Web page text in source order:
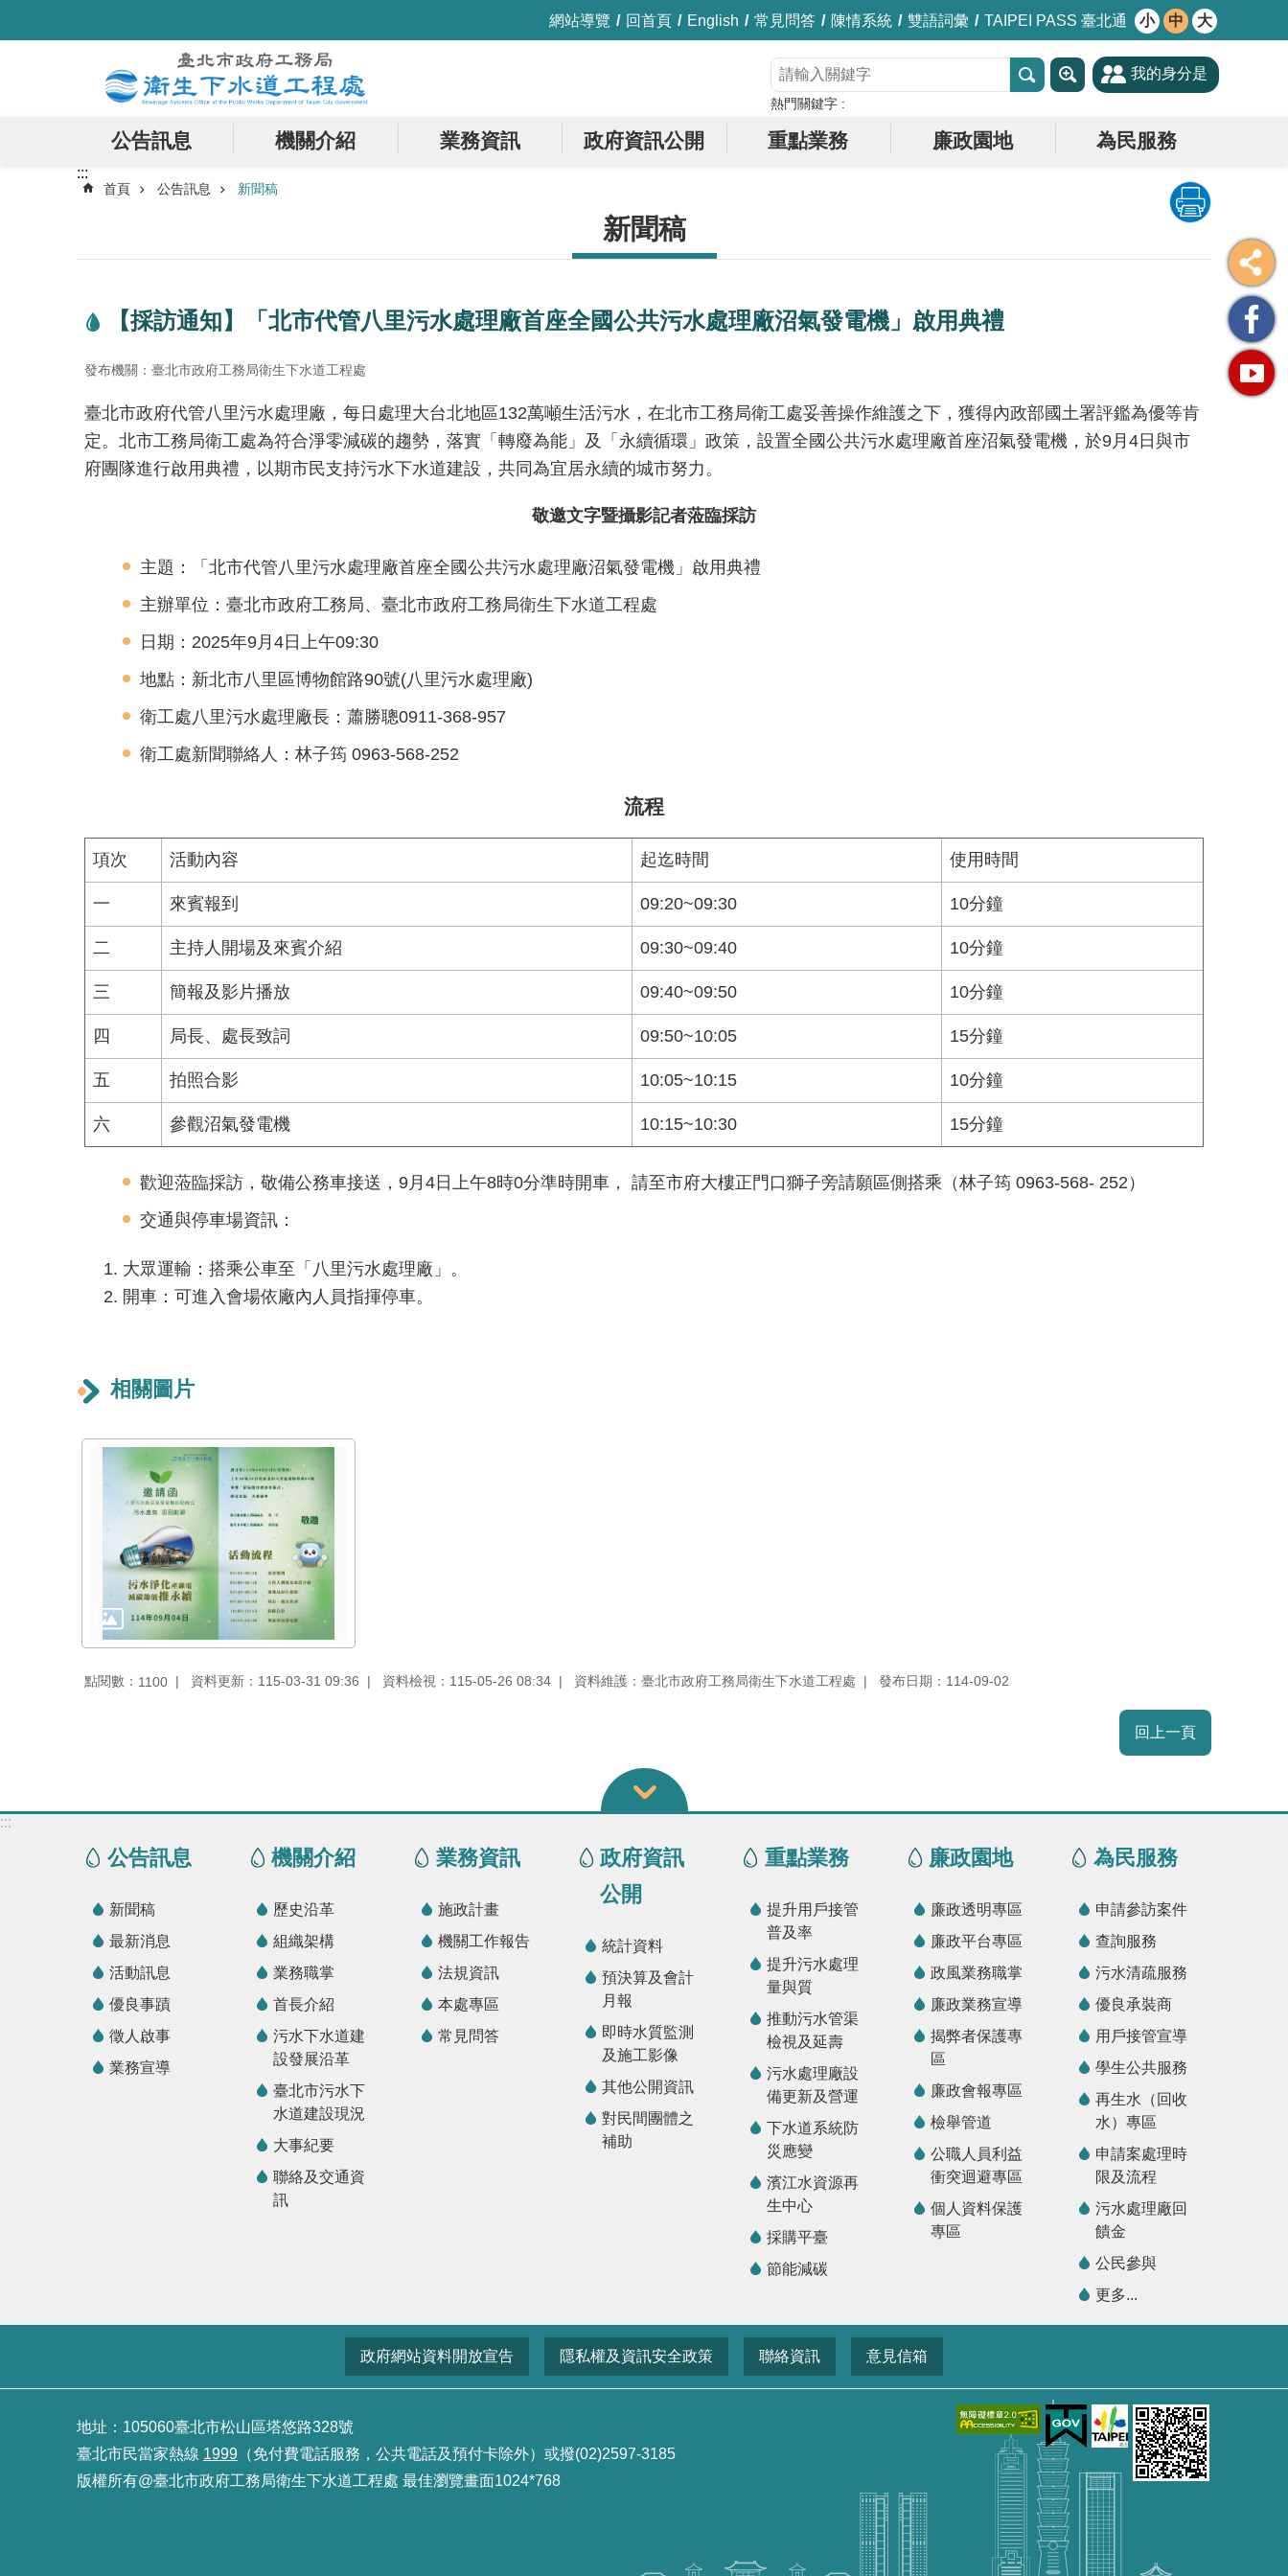
網站導覽 回首頁 English 常見問答 陳情系統 雙語詞彙 TAIPEI PASS 臺北通 小 中 大
熱門關鍵字
我的身分是
公告訊息 機關介紹 業務資訊 政府資訊公開 重點業務 廉政園地 為民服務
:::
首頁 公告訊息 新聞稿
新聞稿
【採訪通知】「北市代管八里污水處理廠首座全國公共污水處理廠沼氣發電機」啟用典禮
發布機關：臺北市政府工務局衛生下水道工程處
臺北市政府代管八里污水處理廠，每日處理大台北地區132萬噸生活污水，在北市工務局衛工處妥善操作維護之下，獲得內政部國土署評鑑為優等肯
定。北市工務局衛工處為符合淨零減碳的趨勢，落實「轉廢為能」及「永續循環」政策，設置全國公共污水處理廠首座沼氣發電機，於9月4日與市
府團隊進行啟用典禮，以期市民支持污水下水道建設，共同為宜居永續的城市努力。
敬邀文字暨攝影記者蒞臨採訪
主題：「北市代管八里污水處理廠首座全國公共污水處理廠沼氣發電機」啟用典禮
主辦單位：臺北市政府工務局、臺北市政府工務局衛生下水道工程處
日期：2025年9月4日上午09:30
地點：新北市八里區博物館路90號(八里污水處理廠)
衛工處八里污水處理廠長：蕭勝聰0911-368-957
衛工處新聞聯絡人：林子筠 0963-568-252
流程
項次 活動內容 起迄時間 使用時間
一 來賓報到 09:20~09:30 10分鐘
二 主持人開場及來賓介紹 09:30~09:40 10分鐘
三 簡報及影片播放 09:40~09:50 10分鐘
四 局長、處長致詞 09:50~10:05 15分鐘
五 拍照合影 10:05~10:15 10分鐘
六 參觀沼氣發電機 10:15~10:30 15分鐘
歡迎蒞臨採訪，敬備公務車接送，9月4日上午8時0分準時開車， 請至市府大樓正門口獅子旁請願區側搭乘（林子筠 0963-568- 252）
交通與停車場資訊：
大眾運輸：搭乘公車至「八里污水處理廠」。
開車：可進入會場依廠內人員指揮停車。
相關圖片
點閱數： 1100 資料更新：115-03-31 09:36 資料檢視：115-05-26 08:34 資料維護：臺北市政府工務局衛生下水道工程處 發布日期：114-09-02
回上一頁
:::
公告訊息
新聞稿
最新消息
活動訊息
優良事蹟
徵人啟事
業務宣導
機關介紹
歷史沿革
組織架構
業務職掌
首長介紹
污水下水道建
設發展沿革
臺北市污水下
水道建設現況
大事紀要
聯絡及交通資
訊
業務資訊
施政計畫
機關工作報告
法規資訊
本處專區
常見問答
政府資訊
公開
統計資料
預決算及會計
月報
即時水質監測
及施工影像
其他公開資訊
對民間團體之
補助
重點業務
提升用戶接管
普及率
提升污水處理
量與質
推動污水管渠
檢視及延壽
污水處理廠設
備更新及營運
下水道系統防
災應變
濱江水資源再
生中心
採購平臺
節能減碳
廉政園地
廉政透明專區
廉政平台專區
政風業務職掌
廉政業務宣導
揭弊者保護專
區
廉政會報專區
檢舉管道
公職人員利益
衝突迴避專區
個人資料保護
專區
為民服務
申請參訪案件
查詢服務
污水清疏服務
優良承裝商
用戶接管宣導
學生公共服務
再生水（回收
水）專區
申請案處理時
限及流程
污水處理廠回
饋金
公民參與
更多...
政府網站資料開放宣告 隱私權及資訊安全政策 聯絡資訊 意見信箱
地址：105060臺北市松山區塔悠路328號
臺北市民當家熱線 1999 （免付費電話服務，公共電話及預付卡除外）或撥(02)2597-3185
版權所有@臺北市政府工務局衛生下水道工程處 最佳瀏覽畫面1024*768